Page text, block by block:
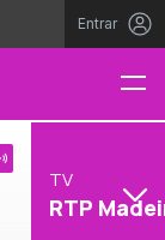
Entrar
TV
RTP